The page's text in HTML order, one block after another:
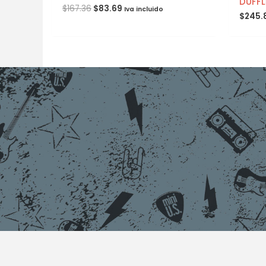
$167.36 $83.69 Iva incluido
$